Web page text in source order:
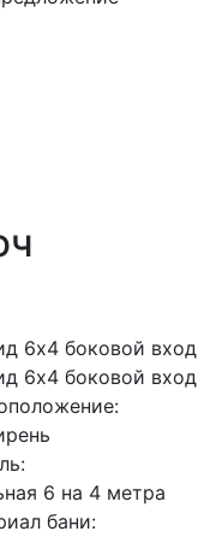
6х4 боковой вход
6х4 боковой вход
6 на 4 метра
бани: